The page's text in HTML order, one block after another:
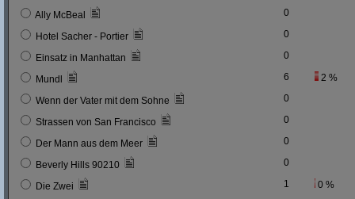
Ally McBeal 0
Hotel Sacher - Portier 0
Einsatz in Manhattan 0
Mundl 6 2 %
Wenn der Vater mit dem Sohne 0
Strassen von San Francisco 0
Der Mann aus dem Meer 0
Beverly Hills 90210 0
Die Zwei 1 0 %